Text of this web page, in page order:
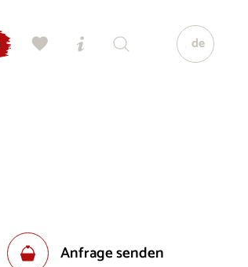
de
Anfrage senden